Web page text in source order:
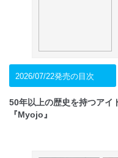
2026/07/22発売の目次
50年以上の歴史を持つアイ
『Myojo』